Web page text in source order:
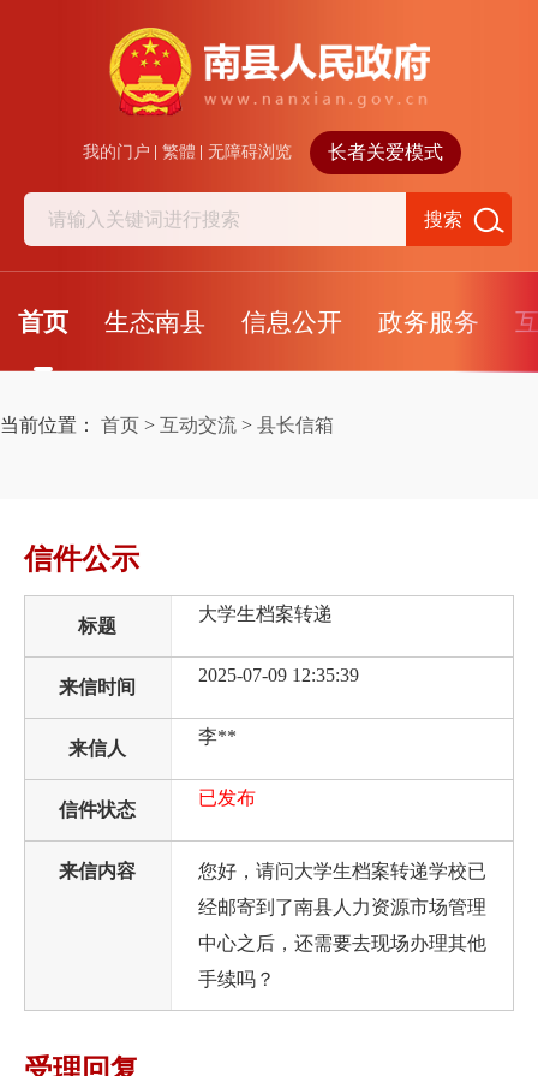
我的门户 繁體 无障碍浏览 长者关爱模式
搜索
首页 生态南县 信息公开 政务服务
当前位置： 首页 > 互动交流 > 县长信箱
信件公示
标题
大学生档案转递
来信时间
2025-07-09 12:35:39
来信人
李**
信件状态
已发布
来信内容
您好，请问大学生档案转递学校已
经邮寄到了南县人力资源市场管理
中心之后，还需要去现场办理其他
手续吗？